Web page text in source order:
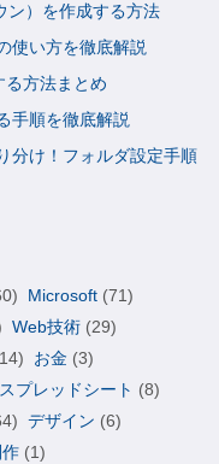
ン）を作成する方法
使い方を徹底解説
方法まとめ
手順を徹底解説
分け！フォルダ設定手順
Microsoft (71)
Web技術 (29)
お金 (3)
スプレッドシート (8)
デザイン (6)
(1)